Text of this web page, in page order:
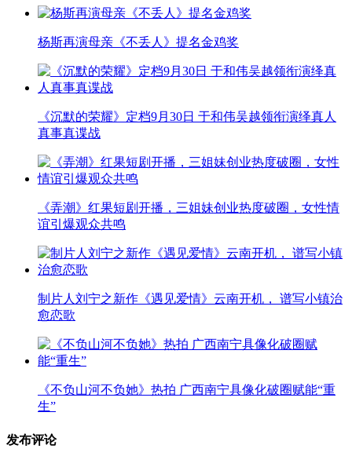
杨斯再演母亲《不丢人》提名金鸡奖
《沉默的荣耀》定档9月30日 于和伟吴越领衔演绎真人
真事真谍战
《弄潮》红果短剧开播，三姐妹创业热度破圈，女性情
谊引爆观众共鸣
制片人刘宁之新作《遇见爱情》云南开机， 谱写小镇治
愈恋歌
《不负山河不负她》热拍 广西南宁具像化破圈赋能“重
生”
发布评论